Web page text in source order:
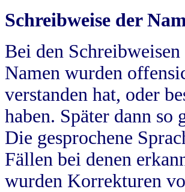
Schreibweise der
Bei den
Namen wurden
verstanden hat, oder
haben. Später dann
Die gesprochene
Fällen bei denen
wurden Korrekturen